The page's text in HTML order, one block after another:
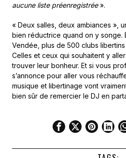
aucune liste préenregistrée».
« Deux salles, deux ambiances »,
bien réductrice quand on y songe.
Vendée, plus de 500 clubs
Celles et ceux qui souhaitent y
trouver leur bonheur. Et si vous
s’annonce pour aller vous
musique et libertinage vont
bien sûr de remercier le DJ en